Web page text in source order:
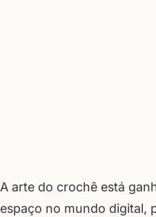
A arte do crochê está
espaço no mundo digital,